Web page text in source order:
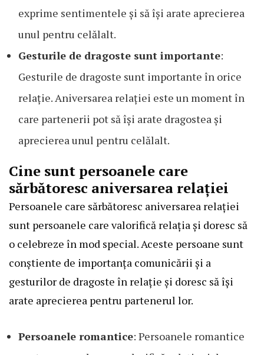
exprime sentimentele și să își arate aprecierea
unul pentru celălalt.
Gesturile de dragoste sunt importante:
Gesturile de dragoste sunt importante în orice
relație. Aniversarea relației este un moment în
care partenerii pot să își arate dragostea și
aprecierea unul pentru celălalt.
Cine sunt persoanele care
sărbătoresc aniversarea relației
Persoanele care sărbătoresc aniversarea relației
sunt persoanele care valorifică relația și doresc să
o celebreze în mod special. Aceste persoane sunt
conștiente de importanța comunicării și a
gesturilor de dragoste în relație și doresc să își
arate aprecierea pentru partenerul lor.
Persoanele romantice: Persoanele romantice